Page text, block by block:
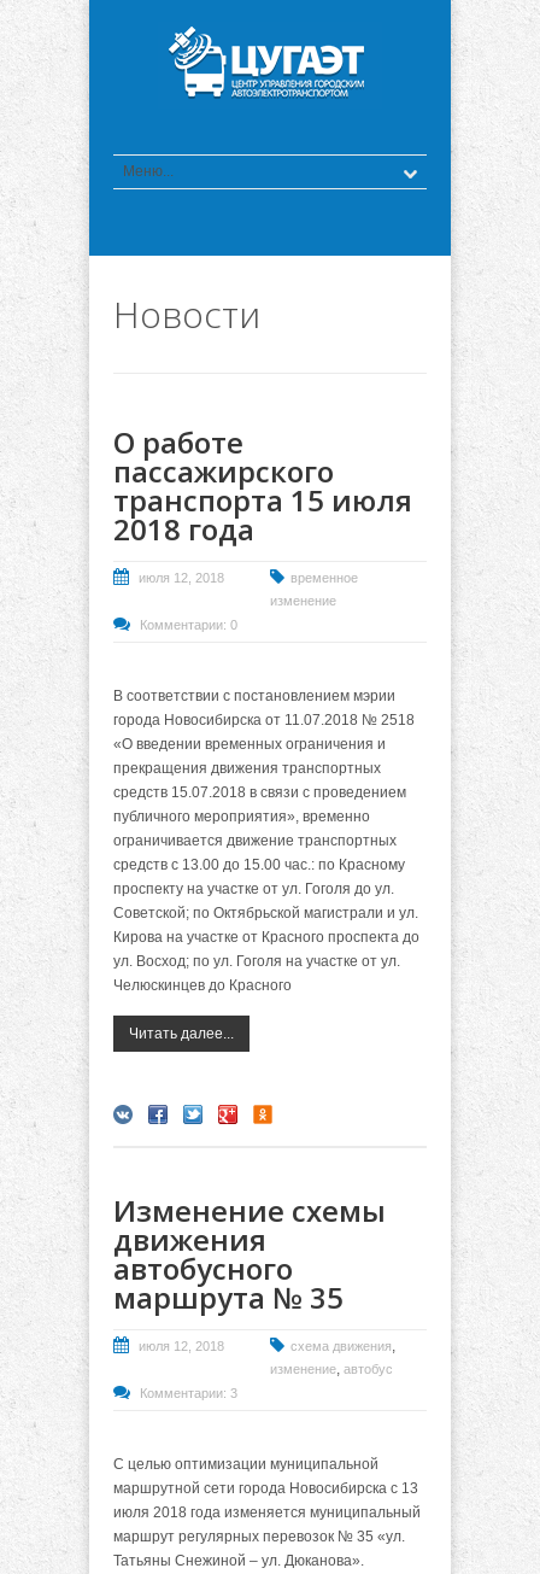
Новости
О работе
пассажирского
транспорта 15 июля
2018 года
июля 12, 2018
временное
изменение
Комментарии: 0
В соответствии с постановлением мэрии
города Новосибирска от 11.07.2018 № 2518
«О введении временных ограничения и
прекращения движения транспортных
средств 15.07.2018 в связи с проведением
публичного мероприятия», временно
ограничивается движение транспортных
средств с 13.00 до 15.00 час.: по Красному
проспекту на участке от ул. Гоголя до ул.
Советской; по Октябрьской магистрали и ул.
Кирова на участке от Красного проспекта до
ул. Восход; по ул. Гоголя на участке от ул.
Челюскинцев до Красного
Читать далее...
Изменение схемы
движения
автобусного
маршрута № 35
июля 12, 2018 схема движения
изменение автобус
Комментарии: 3
С целью оптимизации муниципальной
маршрутной сети города Новосибирска с 13
июля 2018 года изменяется муниципальный
маршрут регулярных перевозок № 35 «ул.
Татьяны Снежиной – ул. Дюканова».